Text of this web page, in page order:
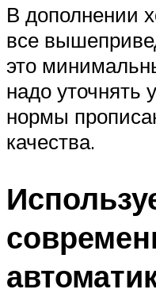
В дополнении
все
это
надо уточнять
нормы
качества.